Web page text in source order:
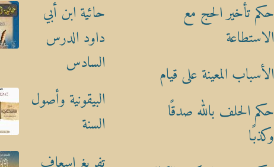
حكم تأخير الحج مع
الاستطاعة
الأسباب المعينة على قيام
حكم الحلف بالله صدقًا
وكذبًا
حائية ابن أبي
داود الدرس
السادس
البيقونية وأصول
السنة